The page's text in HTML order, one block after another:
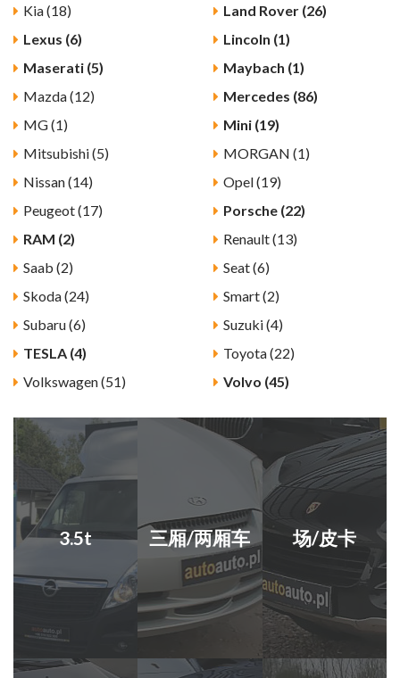
Kia (18)
Land Rover (26)
Lexus (6)
Lincoln (1)
Maserati (5)
Maybach (1)
Mazda (12)
Mercedes (86)
MG (1)
Mini (19)
Mitsubishi (5)
MORGAN (1)
Nissan (14)
Opel (19)
Peugeot (17)
Porsche (22)
RAM (2)
Renault (13)
Saab (2)
Seat (6)
Skoda (24)
Smart (2)
Subaru (6)
Suzuki (4)
TESLA (4)
Toyota (22)
Volkswagen (51)
Volvo (45)
3.5t 三厢/两厢车 场/皮卡